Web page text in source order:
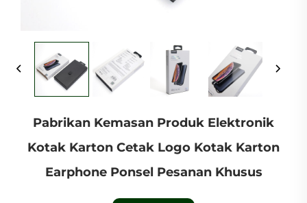
Pabrikan Kemasan Produk Elektronik
Kotak Karton Cetak Logo Kotak Karton
Earphone Ponsel Pesanan Khusus